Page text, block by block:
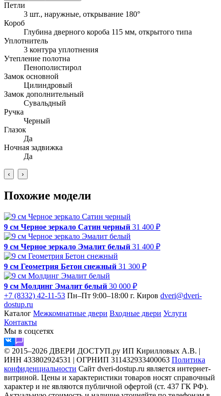
Петли
3 шт., наружные, открывание 180°
Короб
Глубина дверного короба 115 мм, открытого типа
Уплотнитель
3 контура уплотнения
Утепление полотна
Пенополистирол
Замок основной
Цилиндровый
Замок дополнительный
Сувальдный
Ручка
Черный
Глазок
Да
Ночная задвижка
Да
‹ ›
Похожие модели
9 см Черное зеркало Сатин черный 31 400 ₽
9 см Черное зеркало Эмалит белый 31 400 ₽
9 см Геометрия Бетон снежный 31 300 ₽
9 см Молдинг Эмалит белый 30 000 ₽
+7 (8332) 42-11-53 Пн–Пт 9:00–18:00 г. Киров dveri@dveri-
dostup.ru
Каталог Межкомнатные двери Входные двери Услуги
Контакты
Мы в соцсетях
© 2015–2026 ДВЕРИ ДОСТУП.ру ИП Кирилловых А.В. |
ИНН 433802924531 | ОГРНИП 311432933400063 Политика
конфиденциальности Сайт dveri-dostup.ru является интернет-
витриной. Цены и характеристики товаров носят справочный
характер и не являются публичной офертой (ст. 437 ГК РФ).